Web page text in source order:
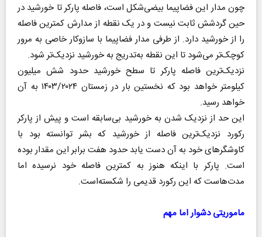
چون مدار این فضاپیما بیضی‌شکل است، فاصله پارکر تا خورشید در
حین گردشش ثابت نیست و در یک نقطه از مدارش کمترین فاصله
را از خورشید دارد. از طرفی مدار فضاپیما با سازوکار خاصی به مرور
کوچک‌تر می‌شود تا این نقطه به‌تدریج به خورشید نزدیک‌تر ‌شود.
نزدیک‌ترین فاصله پارکر تا سطح خورشید حدود شش میلیون
کیلومتر خواهد بود که نخستین بار در زمستان ۱۴۰۳/۲۰۲۴ به آن
خواهد رسید.
این حد از نزدیک شدن به خورشید بی‌سابقه است و پیش از پارکر
رکورد نزدیک‌ترین فاصله‌ از خورشید که بشر توانسته بود با
کاوشگرهای خود به آن دست یابد حدود هفت برابر این مقدار بوده
است. پارکر با اینکه هنوز به کمترین فاصله خود نرسیده اما
مدت‌هاست که این رکورد قدیمی را شکسته‌است.
ماموریتی دشوار اما مهم